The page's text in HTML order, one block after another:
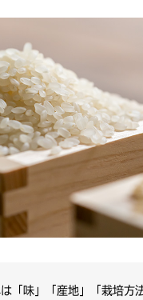
「味」「産地」「栽培方